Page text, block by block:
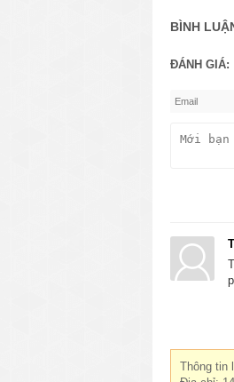
BÌNH
ĐÁNH GIÁ:
Thông tin